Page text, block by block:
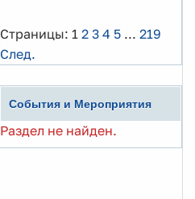
Страницы: 1 2 3 4 5 ... 219
След.
События и Мероприятия
Раздел не найден.